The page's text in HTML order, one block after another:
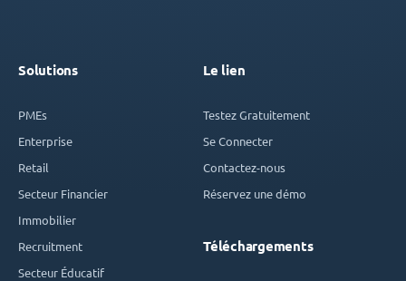
Solutions
PMEs
Enterprise
Retail
Secteur Financier
Immobilier
Recruitment
Secteur Éducatif
Le lien
Testez Gratuitement
Se Connecter
Contactez-nous
Réservez une démo
Téléchargements